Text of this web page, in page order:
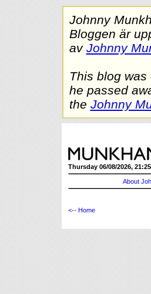
Johnny
Bloggen är
av Johnny
This blog
he passed
the Johnny
Thursday 06/08/2026,
About
<-- Home